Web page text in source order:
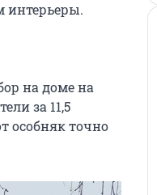
интерьеры.
на доме на
за 11,5
особняк точно